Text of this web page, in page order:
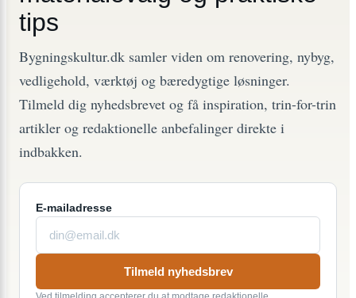
tips
Bygningskultur.dk samler viden om renovering, nybyg,
vedligehold, værktøj og bæredygtige løsninger.
Tilmeld dig nyhedsbrevet og få inspiration, trin-for-trin
artikler og redaktionelle anbefalinger direkte i
indbakken.
E-mailadresse
Tilmeld nyhedsbrev